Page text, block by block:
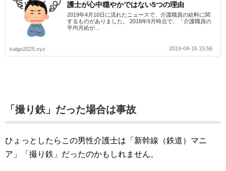
護士が心中穏やかではない5つの理由
2019年4月10日に流れたニュースで、介護職員の給料に関
するものがありました。 2018年9月時点で、「介護職員の
平均月給が...
kaigo2025.xyz 2019-04-15 15:56
「撮り鉄」だった場合は事故
ひょっとしたらこの男性介護士は「新幹線（鉄道）マニ
ア」「撮り鉄」だったのかもしれません。